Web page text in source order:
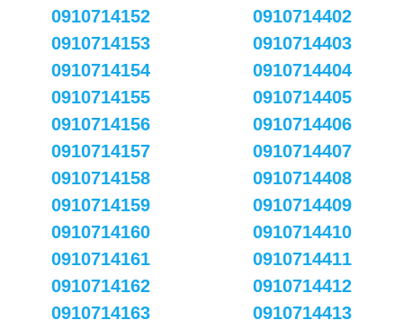
0910714152
0910714153
0910714154
0910714155
0910714156
0910714157
0910714158
0910714159
0910714160
0910714161
0910714162
0910714163
0910714402
0910714403
0910714404
0910714405
0910714406
0910714407
0910714408
0910714409
0910714410
0910714411
0910714412
0910714413